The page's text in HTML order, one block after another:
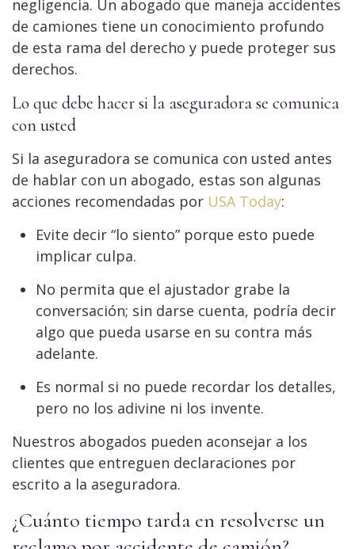
negligencia. Un abogado que maneja accidentes
de camiones tiene un conocimiento profundo
de esta rama del derecho y puede proteger sus
derechos.
Lo que debe hacer si la aseguradora se comunica
con usted
Si la aseguradora se comunica con usted antes
de hablar con un abogado, estas son algunas
acciones recomendadas por USA Today:
Evite decir “lo siento” porque esto puede
implicar culpa.
No permita que el ajustador grabe la
conversación; sin darse cuenta, podría decir
algo que pueda usarse en su contra más
adelante.
Es normal si no puede recordar los detalles,
pero no los adivine ni los invente.
Nuestros abogados pueden aconsejar a los
clientes que entreguen declaraciones por
escrito a la aseguradora.
¿Cuánto tiempo tarda en resolverse un